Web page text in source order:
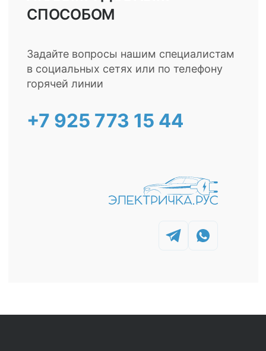
СПОСОБОМ
Задайте вопросы нашим специалистам
в социальных сетях или по телефону
горячей линии
+7 925 773 15 44